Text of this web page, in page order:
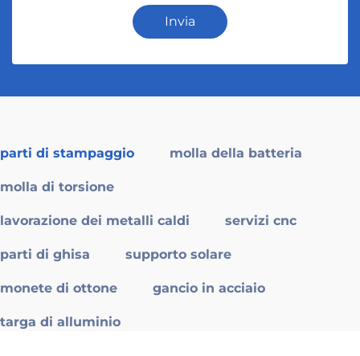
Invia
parti di stampaggio molla della batteria
molla di torsione
lavorazione dei metalli caldi servizi cnc
parti di ghisa supporto solare
monete di ottone gancio in acciaio
targa di alluminio